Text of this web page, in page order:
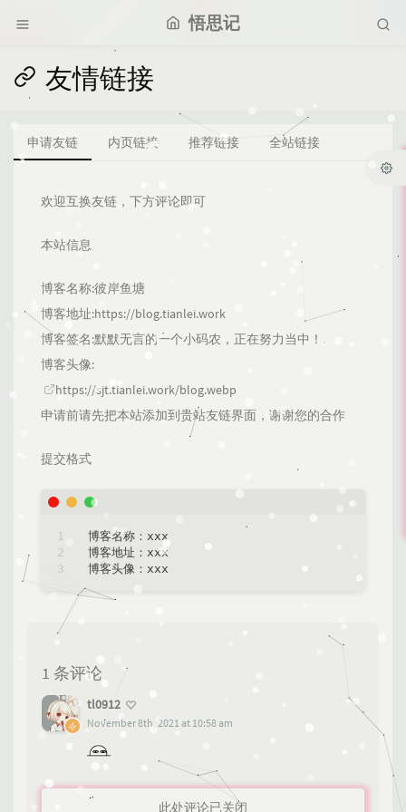
悟思记
友情链接
申请友链 内页链接 推荐链接 全站链接
欢迎互换友链，下方评论即可
本站信息
博客名称:彼岸鱼塘
博客地址:https://blog.tianlei.work
博客签名:默默无言的一个小码农，正在努力当中！.
博客头像:
https://sjt.tianlei.work/blog.webp
申请前请先把本站添加到贵站友链界面，谢谢您的合作
提交格式
博客名称：xxx
博客地址：xxx
1 条评论
tl0912
November 8th, 2021 at 10:58 am
此处评论已关闭